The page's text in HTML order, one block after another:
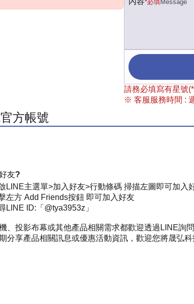
*必填Message
請務必填寫有星號
※ 客服服務時間 :
方帳號
友?
LINE主選單>加入好友>行動條碼 掃描左圖即可加入
左方 Add Friends按鈕 即可加入好友
LINE ID:「@tya3953z」
、投影布幕或其他產品相關需求都歡迎透過LINE詢問
分享產品相關訊息或優惠活動資訊，歡迎您將晟弘